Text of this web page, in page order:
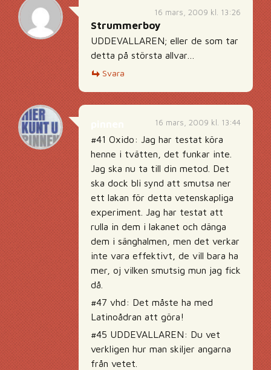
16 mars, 2009 kl. 13:26
Strummerboy
UDDEVALLAREN; eller de som tar
detta på största allvar…
Svara
16 mars, 2009 kl. 13:44
#41 Oxido: Jag har testat köra
henne i tvätten, det funkar inte.
Jag ska nu ta till din metod. Det
ska dock bli synd att smutsa ner
ett lakan för detta vetenskapliga
experiment. Jag har testat att
rulla in dem i lakanet och dänga
dem i sänghalmen, men det verkar
inte vara effektivt, de vill bara ha
mer, oj vilken smutsig mun jag fick
då.
#47 vhd: Det måste ha med
Latinoådran att göra!
#45 UDDEVALLAREN: Du vet
verkligen hur man skiljer angarna
från vetet.